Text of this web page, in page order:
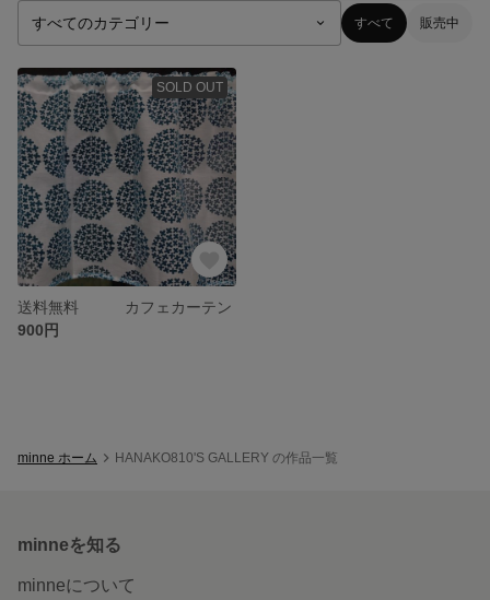
すべて 販売中
SOLD OUT
送料無料 カフェカーテン
900円
minne ホーム HANAKO810'S GALLERY の作品一覧
minneを知る
minneについて